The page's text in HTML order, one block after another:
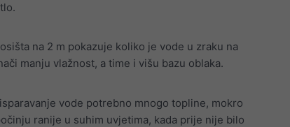
na 2 m pokazuje koliko je vode u zraku na
manju vlažnost, a time i višu bazu oblaka.
vode potrebno mnogo topline, mokro
ranije u suhim uvjetima, kada prije nije bilo